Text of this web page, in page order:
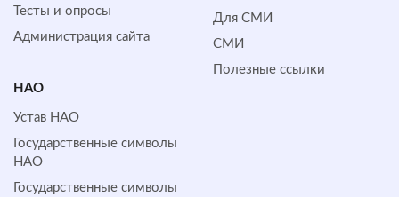
Тесты и опросы
Администрация сайта
Для СМИ
СМИ
Полезные ссылки
НАО
Устав НАО
Государственные символы
НАО
Государственные символы